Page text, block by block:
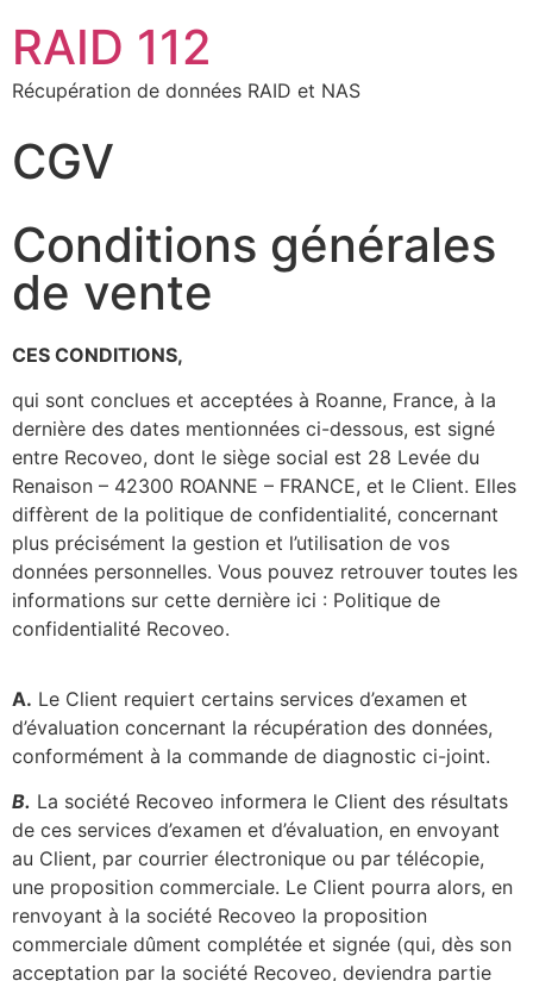
RAID 112
Récupération de données RAID et NAS
CGV
Conditions générales
de vente
CES CONDITIONS,
qui sont conclues et acceptées à Roanne, France, à la
dernière des dates mentionnées ci-dessous, est signé
entre Recoveo, dont le siège social est 28 Levée du
Renaison – 42300 ROANNE – FRANCE, et le Client. Elles
diffèrent de la politique de confidentialité, concernant
plus précisément la gestion et l’utilisation de vos
données personnelles. Vous pouvez retrouver toutes les
informations sur cette dernière ici : Politique de
confidentialité Recoveo.
A. Le Client requiert certains services d’examen et
d’évaluation concernant la récupération des données,
conformément à la commande de diagnostic ci-joint.
B. La société Recoveo informera le Client des résultats
de ces services d’examen et d’évaluation, en envoyant
au Client, par courrier électronique ou par télécopie,
une proposition commerciale. Le Client pourra alors, en
renvoyant à la société Recoveo la proposition
commerciale dûment complétée et signée (qui, dès son
acceptation par la société Recoveo, deviendra partie